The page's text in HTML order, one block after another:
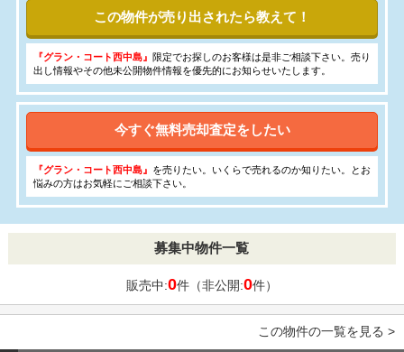
この物件が売り出されたら教えて！
『グラン・コート西中島』 限定でお探しのお客様は是非ご相談下さい。売り
出し情報やその他未公開物件情報を優先的にお知らせいたします。
今すぐ無料売却査定をしたい
『グラン・コート西中島』 を売りたい。いくらで売れるのか知りたい。とお
悩みの方はお気軽にご相談下さい。
募集中物件一覧
販売中:0件（非公開:0件）
この物件の一覧を見る >